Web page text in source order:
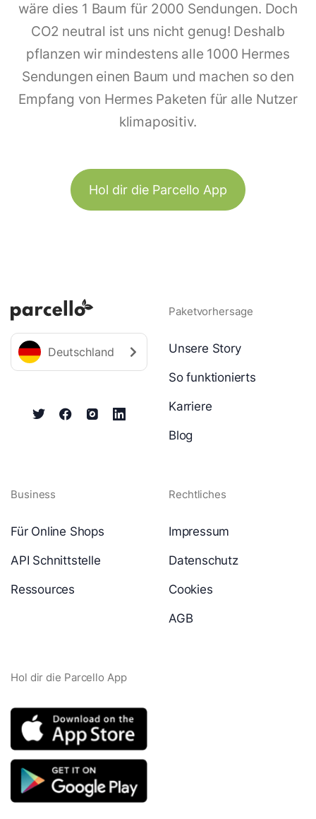
wäre dies 1 Baum für 2000 Sendungen. Doch
CO2 neutral ist uns nicht genug! Deshalb
pflanzen wir mindestens alle 1000 Hermes
Sendungen einen Baum und machen so den
Empfang von Hermes Paketen für alle Nutzer
klimapositiv.
Hol dir die Parcello App
Deutschland
Paketvorhersage
Unsere Story
So funktionierts
Karriere
Blog
Business
Für Online Shops
API Schnittstelle
Ressources
Rechtliches
Impressum
Datenschutz
Cookies
AGB
Hol dir die Parcello App